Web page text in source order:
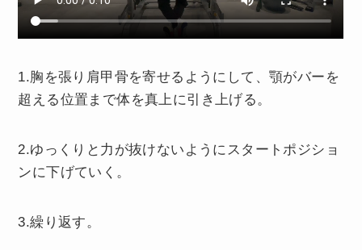
1.胸を張り肩甲骨を寄せるようにして、顎がバーを
超える位置まで体を真上に引き上げる。
2.ゆっくりと力が抜けないようにスタートポジショ
ンに下げていく。
3.繰り返す。